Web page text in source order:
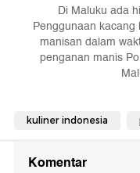
Di Maluku ada
Penggunaan
manisan dalam
penganan manis
kuliner indonesia
Komentar